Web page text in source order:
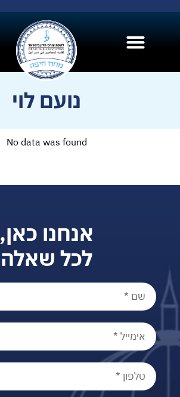
נועם לוי
No data was found
אנחנו כאן,
לכל שאלה